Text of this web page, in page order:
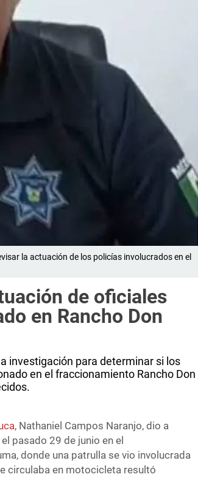
la actuación de los policías involucrados en el
de oficiales
en Rancho Don
investigación para determinar si los
en el fraccionamiento Rancho Don
, Nathaniel Campos Naranjo, dio a
pasado 29 de junio en el
donde una patrulla se vio involucrada
circulaba en motocicleta resultó